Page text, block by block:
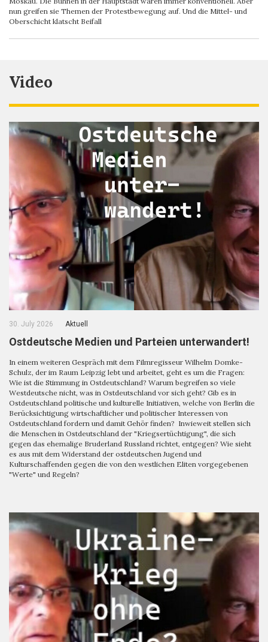
nun greifen sie Themen der Protestbewegung auf. Und die Mittel- und
Oberschicht klatscht Beifall
Video
30. July 2026 Aktuell
Ostdeutsche Medien und Parteien unterwandert!
In einem weiteren Gespräch mit dem Filmregisseur Wilhelm Domke-
Schulz, der im Raum Leipzig lebt und arbeitet, geht es um die Fragen:
Wie ist die Stimmung in Ostdeutschland? Warum begreifen so viele
Westdeutsche nicht, was in Ostdeutschland vor sich geht? Gib es in
Ostdeutschland politische und kulturelle Initiativen, welche von Berlin die
Berücksichtigung wirtschaftlicher und politischer Interessen von
Ostdeutschland fordern und damit Gehör finden? Inwieweit stellen sich
die Menschen in Ostdeutschland der "Kriegsertüchtigung", die sich
gegen das ehemalige Bruderland Russland richtet, entgegen? Wie sieht
es aus mit dem Widerstand der ostdeutschen Jugend und
Kulturschaffenden gegen die von den westlichen Eliten vorgegebenen
"Werte" und Regeln?